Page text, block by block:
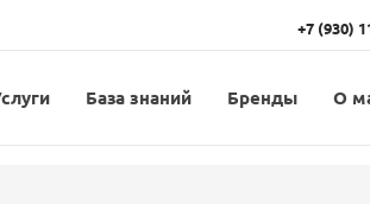
+7 (930)
База знаний Бренды О